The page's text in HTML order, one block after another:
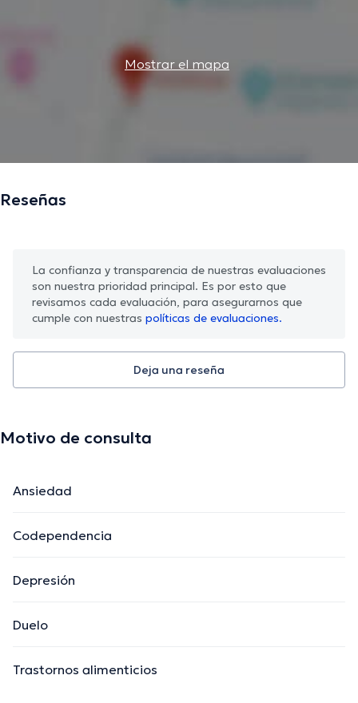
Mostrar el mapa
Reseñas
La confianza y transparencia de nuestras evaluaciones
son nuestra prioridad principal. Es por esto que
revisamos cada evaluación, para asegurarnos que
cumple con nuestras políticas de evaluaciones.
Deja una reseña
Motivo de consulta
Ansiedad
Codependencia
Depresión
Duelo
Trastornos alimenticios